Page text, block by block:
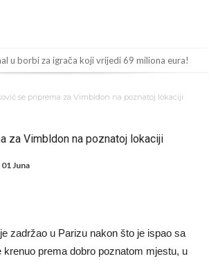
u borbi za igrača koji vrijedi 69 miliona eura!
optužen za napad u noćnom klubu
velikana uspjela su ostvariti “nemoguće”! Jedan
se priprema za Vimbldon na poznatoj lokaciji
za Vimbldon na poznatoj lokaciji
Juna
zadržao u Parizu nakon što je ispao sa
krenuo prema dobro poznatom mjestu, u